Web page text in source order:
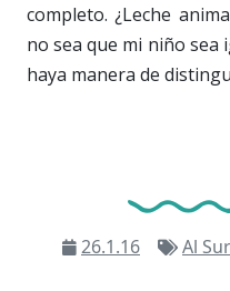
completo. ¿Leche
no sea que mi niño
haya manera de
26.1.16 Al